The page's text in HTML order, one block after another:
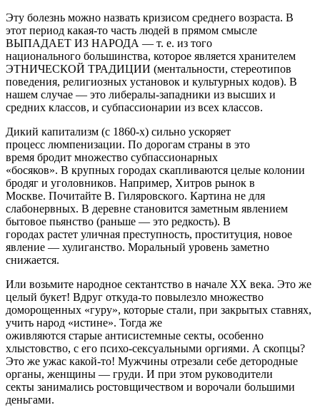
Эту болезнь можно назвать кризисом среднего возраста. В
этот период какая-то часть людей в прямом смысле
ВЫПАДАЕТ ИЗ НАРОДА — т. е. из того
национального большинства, которое является хранителем
ЭТНИЧЕСКОЙ ТРАДИЦИИ (ментальности, стереотипов
поведения, религиозных установок и культурных кодов). В
нашем случае — это либералы-западники из высших и
средних классов, и субпассионарии из всех классов.
Дикий капитализм (с 1860-х) сильно ускоряет
процесс люмпенизации. По дорогам страны в это
время бродит множество субпассионарных
«босяков». В крупных городах скапливаются целые колонии
бродяг и уголовников. Например, Хитров рынок в
Москве. Почитайте В. Гиляровского. Картина не для
слабонервных. В деревне становится заметным явлением
бытовое пьянство (раньше — это редкость). В
городах растет уличная преступность, проституция, новое
явление — хулиганство. Моральный уровень заметно
снижается.
Или возьмите народное сектантство в начале XX века. Это же
целый букет! Вдруг откуда-то повылезло множество
доморощенных «гуру», которые стали, при закрытых ставнях,
учить народ «истине». Тогда же
оживляются старые антисистемные секты, особенно
хлыстовство, с его психо-сексуальными оргиями. А скопцы?
Это же ужас какой-то! Мужчины отрезали себе детородные
органы, женщины — груди. И при этом руководители
секты занимались ростовщичеством и ворочали большими
деньгами.